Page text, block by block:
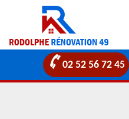
02 52 56 72 45